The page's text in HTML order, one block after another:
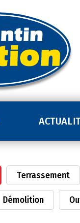
Terrassement
Démolition